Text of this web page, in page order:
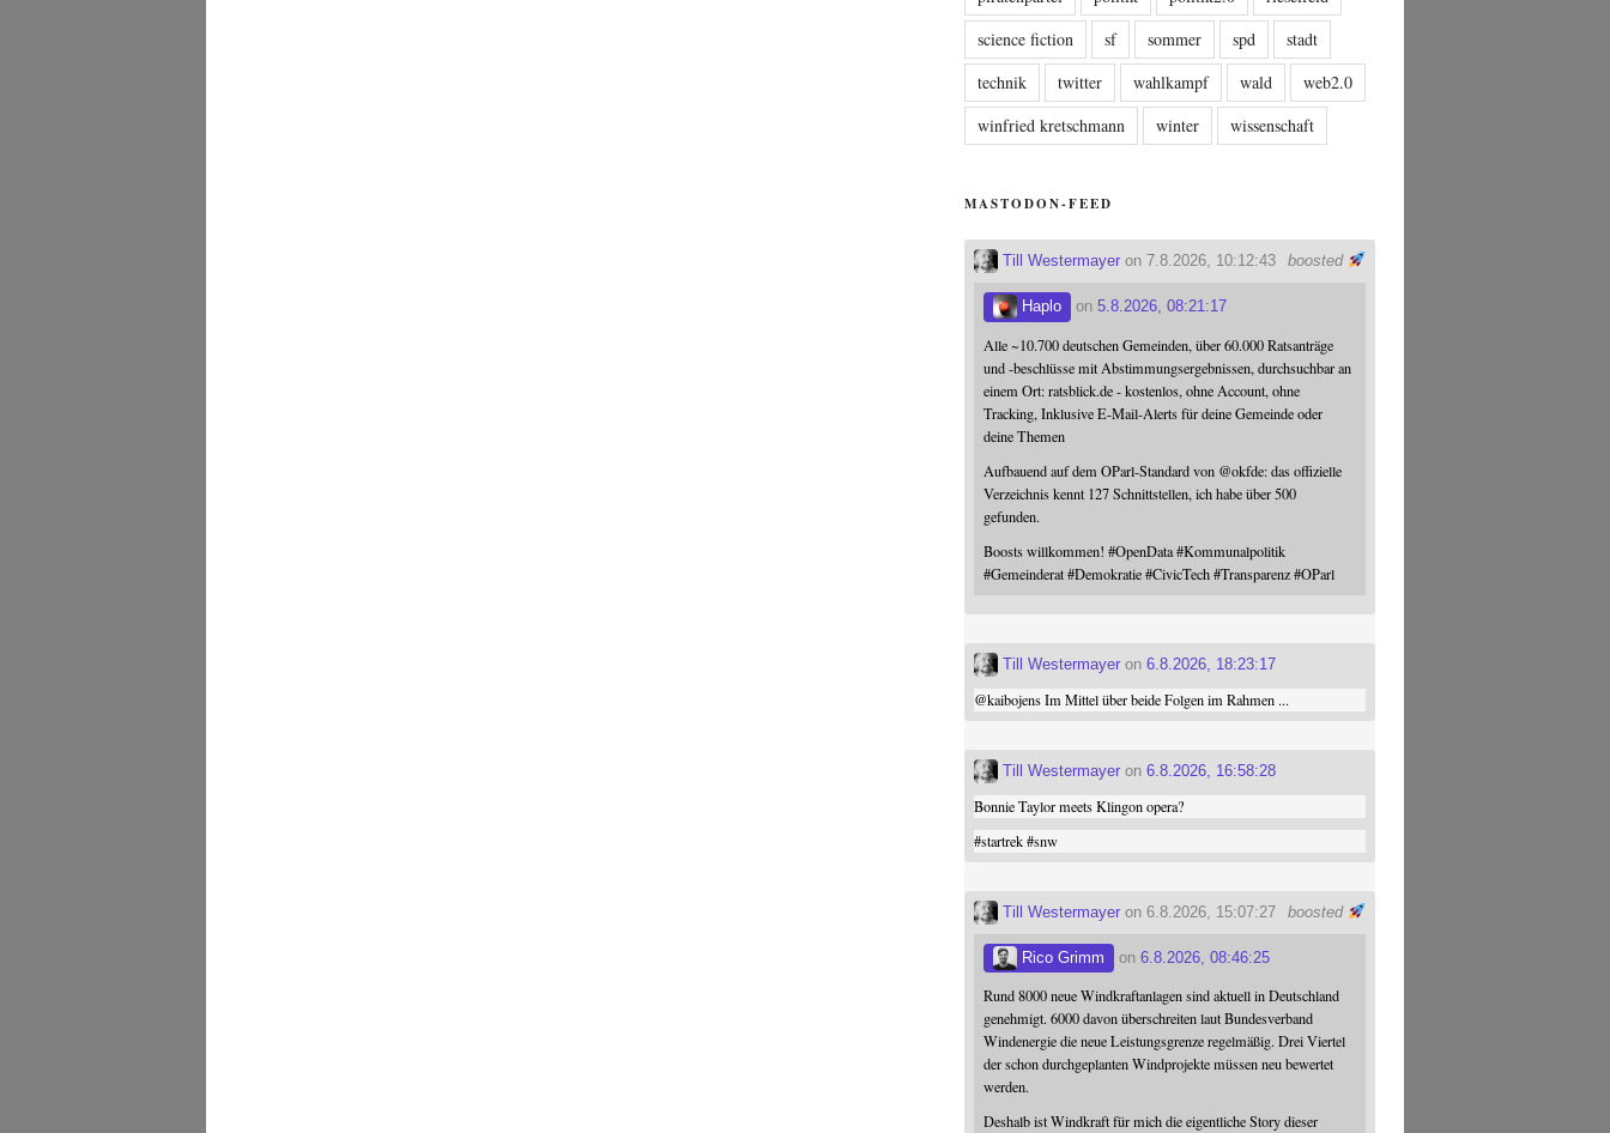
science fiction
sf sommer spd
stadt
technik
twitter wahlkampf wald
web2.0
winfried kretschmann
winter wissenschaft
MASTODON-FEED
boosted
Till Westermayer on 7.8.2026, 10:12:43
Haplo on5.8.2026, 08:21:17
Alle ~10.700 deutschen Gemeinden, über 60.000 Ratsanträge
und -beschlüsse mit Abstimmungsergebnissen, durchsuchbar an
einem Ort: ratsblick.de - kostenlos, ohne Account, ohne
Tracking, Inklusive E-Mail-Alerts für deine Gemeinde oder
deine Themen
Aufbauend auf dem OParl-Standard von @okfde: das offizielle
Verzeichnis kennt 127 Schnittstellen, ich habe über 500
gefunden.
Boosts willkommen!#OpenData #Kommunalpolitik
#Gemeinderat #Demokratie #CivicTech #Transparenz #OParl
Till Westermayer on6.8.2026, 18:23:17
@kaibojensIm Mittel über beide Folgen im Rahmen ...
Till Westermayer on6.8.2026, 16:58:28
Bonnie Taylor meets Klingon opera?
#startrek #snw
boosted
Till Westermayer on 6.8.2026, 15:07:27
Rico Grimm on6.8.2026, 08:46:25
Rund 8000 neue Windkraftanlagen sind aktuell in Deutschland
genehmigt. 6000 davon überschreiten laut Bundesverband
Windenergie die neue Leistungsgrenze regelmäßig. Drei Viertel
der schon durchgeplanten Windprojekte müssen neu bewertet
werden.
Deshalb ist Windkraft für mich die eigentliche Story dieser